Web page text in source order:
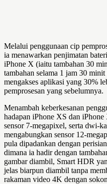
Melalui penggunaan cip
ia menawarkan penjimatan
iPhone X (iaitu tambahan 30
tambahan selama 1 jam 30
mengakses aplikasi yang 30%
pemprosesan yang sebelumnya.
Menambah keberkesanan
hadapan iPhone XS dan
sensor 7-megapixel, serta dwi-
mengabungkan sensor 12-
pula dipadankan dengan
dimana ia hadir dengan
gambar diambil, Smart HDR
jelas biarpun diambil tanpa
rakaman video 4K dengan